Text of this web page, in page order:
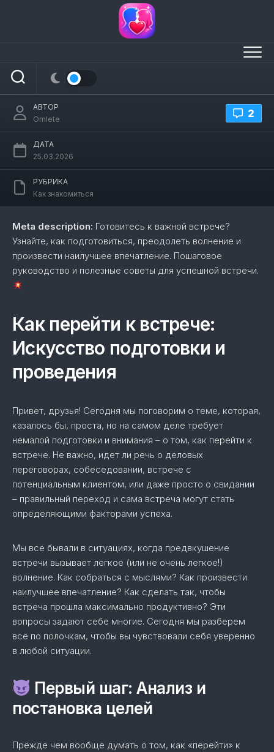
Как перейти к встрече
2
АВТОР
Omlete
ДАТА
25.03.2026
РУБРИКА
Как знакомиться
Meta description: Готовитесь к важной встрече?
Узнайте, как подготовиться, преодолеть волнение и
произвести наилучшее впечатление. Пошаговое
руководство и полезные советы для успешной встречи.
Как перейти к встрече:
Искусство подготовки и
проведения
Привет, друзья! Сегодня мы поговорим о теме, которая,
казалось бы, проста, но на самом деле требует
немалой подготовки и внимания – о том, как перейти к
встрече. Не важно, идет ли речь о деловых
переговорах, собеседовании, встрече с
потенциальным клиентом, или даже просто о свидании
– правильный переход и сама встреча могут стать
определяющими факторами успеха.
Мы все бывали в ситуациях, когда предвкушение
встречи вызывает легкое (или не очень легкое!)
волнение. Как собраться с мыслями? Как произвести
наилучшее впечатление? Как сделать так, чтобы
встреча прошла максимально продуктивно? Эти
вопросы задают себе многие. Сегодня мы разберем
все по полочкам, чтобы вы чувствовали себя уверенно
в любой ситуации.
Первый шаг: Анализ и
постановка целей
Прежде чем вообще думать о том, как «перейти» к